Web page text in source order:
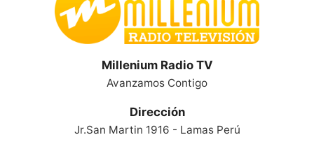
Millenium Radio TV
Avanzamos Contigo
Dirección
Jr.San Martin 1916 - Lamas Perú